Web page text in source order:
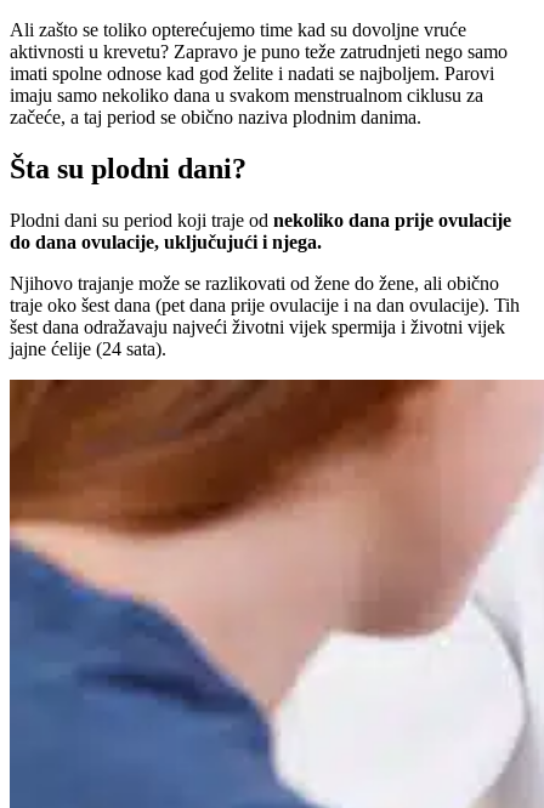
Ali zašto se toliko opterećujemo time kad su dovoljne vruće
aktivnosti u krevetu? Zapravo je puno teže zatrudnjeti nego samo
imati spolne odnose kad god želite i nadati se najboljem. Parovi
imaju samo nekoliko dana u svakom menstrualnom ciklusu za
začeće, a taj period se obično naziva plodnim danima.
Šta su plodni dani?
Plodni dani su period koji traje od nekoliko dana prije ovulacije
do dana ovulacije, uključujući i njega.
Njihovo trajanje može se razlikovati od žene do žene, ali obično
traje oko šest dana (pet dana prije ovulacije i na dan ovulacije). Tih
šest dana odražavaju najveći životni vijek spermija i životni vijek
jajne ćelije (24 sata).